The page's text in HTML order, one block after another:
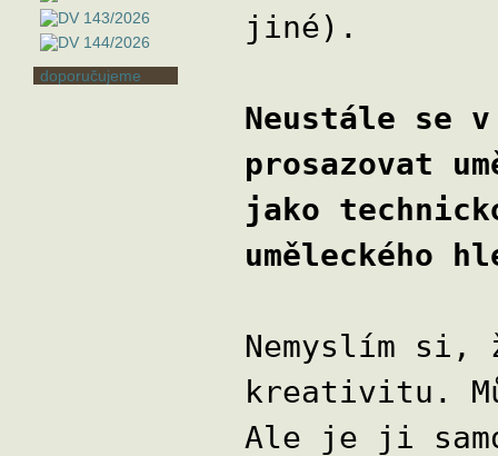
doporučujeme
jiné).
Neustále se
prosazovat
jako
uměleckého
Nemyslím si,
kreativitu.
Ale je ji